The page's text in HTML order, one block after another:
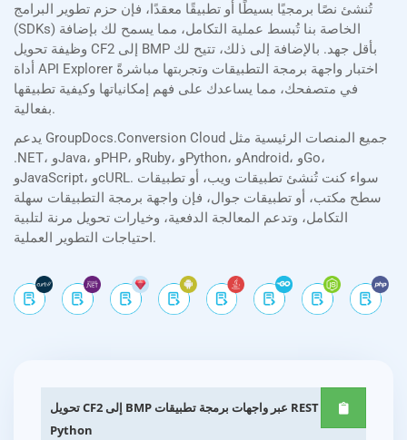
تُنشئ نصًا برمجيًا بسيطًا أو تطبيقًا معقدًا، فإن حزم تطوير البرامج
(SDKs) الخاصة بنا تُبسط عملية التكامل، مما يسمح لك بإضافة
وظيفة تحويل CF2 إلى BMP بأقل جهد. بالإضافة إلى ذلك، تتيح لك
أداة API Explorer اختبار واجهة برمجة التطبيقات وتجربتها مباشرةً
في متصفحك، مما يساعدك على فهم إمكانياتها وكيفية تطبيقها
بفعالية.
يدعم GroupDocs.Conversion Cloud جميع المنصات الرئيسية مثل
.NET، وJava، وPHP، وRuby، وPython، وAndroid، وGo،
وJavaScript، وcURL. سواء كنت تُنشئ تطبيقات ويب، أو تطبيقات
سطح مكتب، أو تطبيقات جوال، فإن واجهة برمجة التطبيقات سهلة
التكامل، وتدعم المعالجة الدفعية، وخيارات تحويل مرنة لتلبية
احتياجات التطوير العملية.
تحويل CF2 إلى BMP عبر واجهات برمجة تطبيقات REST
Python